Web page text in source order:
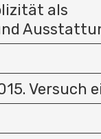
als
Versuch